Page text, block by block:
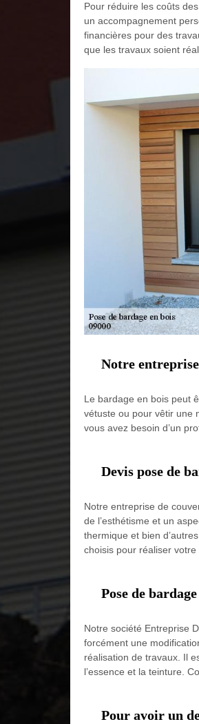
Pour réduire les coûts
un accompagnement
financières pour des
que les travaux soient
Notre
Le bardage en bois peut
vétuste ou pour vêtir une
vous avez besoin d’un
Devis pose de
Notre entreprise de
de l’esthétisme et un
thermique et bien
choisis pour réaliser votre
Pose de
Notre société Entreprise
forcément une
réalisation de travaux. Il
l’essence et la teinture.
Pour avoir un